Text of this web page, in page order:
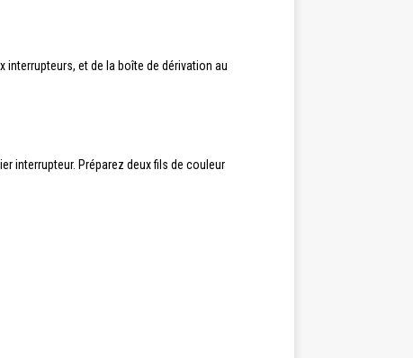
et de la boîte de dérivation au
interrupteur. Préparez deux fils de couleur